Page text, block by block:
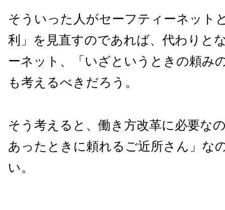
そういった人がセーフティーネット
利」を見直すのであれば、代わりと
ーネット、「いざというときの頼み
も考えるべきだろう。
そう考えると、働き方改革に必要な
あったときに頼れるご近所さん」な
い。